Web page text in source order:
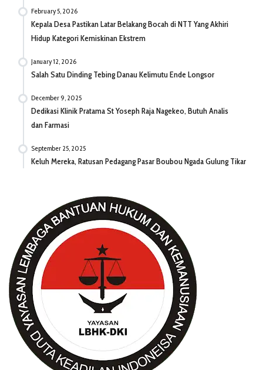
February 5, 2026
Kepala Desa Pastikan Latar Belakang Bocah di NTT Yang Akhiri
Hidup Kategori Kemiskinan Ekstrem
January 12, 2026
Salah Satu Dinding Tebing Danau Kelimutu Ende Longsor
December 9, 2025
Dedikasi Klinik Pratama St Yoseph Raja Nagekeo, Butuh Analis
dan Farmasi
September 25, 2025
Keluh Mereka, Ratusan Pedagang Pasar Boubou Ngada Gulung Tikar